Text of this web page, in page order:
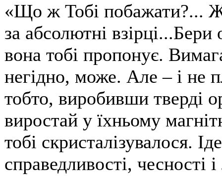
«Що ж Тобі побажати?...
за абсолютні
вона тобі пропонує.
негідно, може. Але – і не
тобто, виробивши тверді
виростай у їхньому
тобі скристалізувалося.
справедливості, чесності